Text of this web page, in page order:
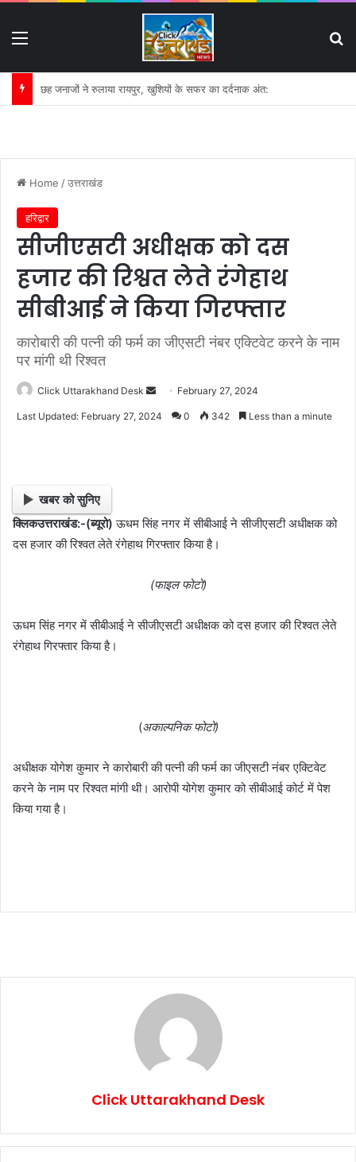
गंगा की बदहाली पर कृष्णकान्त के पत्र का असर:
Home /उत्तराखंड
हरिद्वार
सीजीएसटी अधीक्षक को दस
हजार की रिश्वत लेते रंगेहाथ
सीबीआई ने किया गिरफ्तार
कारोबारी की पत्नी की फर्म का जीएसटी नंबर एक्टिवेट करने के नाम
पर मांगी थी रिश्वत
Click Uttarakhand Desk
e
m
a
l
February 27, 2024
Last Updated: February 27, 2024 0 342 Less than a minute
खबर को सुनिए
क्लिकउत्तराखंड:-(ब्यूरो)ऊधम सिंह नगर में सीबीआई ने सीजीएसटी अधीक्षक को
दस हजार की रिश्वत लेते रंगेहाथ गिरफ्तार किया है।
(फाइल फोटो)
ऊधम सिंह नगर में सीबीआई ने सीजीएसटी अधीक्षक को दस हजार की रिश्वत लेते
रंगेहाथ गिरफ्तार किया है।
(अकाल्पनिक फोटो)
अधीक्षक योगेश कुमार ने कारोबारी की पत्नी की फर्म का जीएसटी नंबर एक्टिवेट
करने के नाम पर रिश्वत मांगी थी। आरोपी योगेश कुमार को सीबीआई कोर्ट में पेश
किया गया है।
Click Uttarakhand Desk